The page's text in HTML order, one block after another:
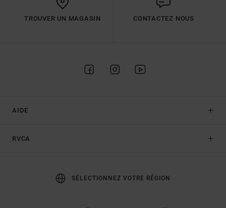
TROUVER UN MAGASIN CONTACTEZ NOUS
AIDE
RVCA
SÉLECTIONNEZ VOTRE RÉGION